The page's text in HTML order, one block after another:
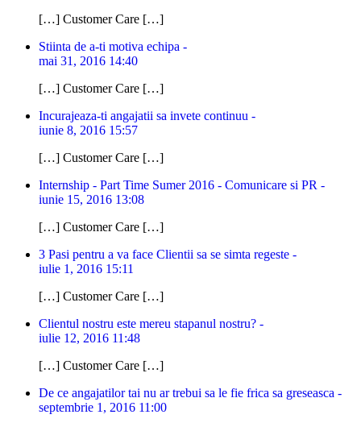
[…] Customer Care […]
Stiinta de a-ti motiva echipa -
mai 31, 2016 14:40
[…] Customer Care […]
Incurajeaza-ti angajatii sa invete continuu -
iunie 8, 2016 15:57
[…] Customer Care […]
Internship - Part Time Sumer 2016 - Comunicare si PR -
iunie 15, 2016 13:08
[…] Customer Care […]
3 Pasi pentru a va face Clientii sa se simta regeste -
iulie 1, 2016 15:11
[…] Customer Care […]
Clientul nostru este mereu stapanul nostru? -
iulie 12, 2016 11:48
[…] Customer Care […]
De ce angajatilor tai nu ar trebui sa le fie frica sa greseasca -
septembrie 1, 2016 11:00